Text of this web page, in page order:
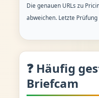
Die genauen URLs zu
abweichen. Letzte
❓ Häufig
Briefcam